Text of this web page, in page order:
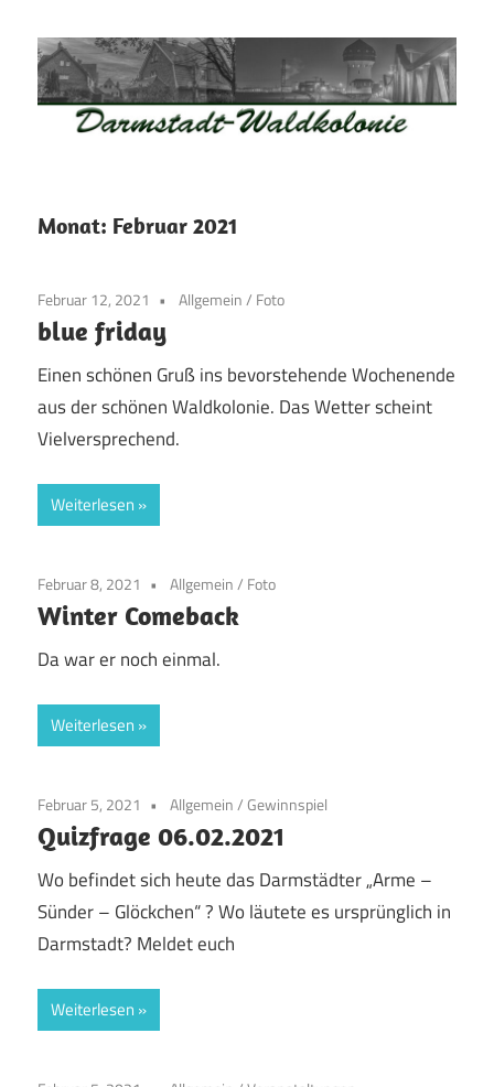
Inhalt
springen
Darmstadt
Altstadt
Weststadt
–
Darmstadt
Monat: Februar 2021
Februar 12, 2021 Allgemein/ Foto
blue friday
Einen schönen Gruß ins bevorstehende Wochenende
aus der schönen Waldkolonie. Das Wetter scheint
Vielversprechend.
Weiterlesen
Februar 8, 2021 Allgemein/ Foto
Winter Comeback
Da war er noch einmal.
Weiterlesen
Februar 5, 2021 Allgemein/Gewinnspiel
Quizfrage 06.02.2021
Wo befindet sich heute das Darmstädter „Arme –
Sünder – Glöckchen“ ? Wo läutete es ursprünglich in
Darmstadt? Meldet euch
Weiterlesen